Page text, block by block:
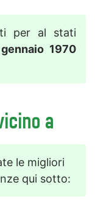
per al stati
1970
a
le migliori
qui sotto: